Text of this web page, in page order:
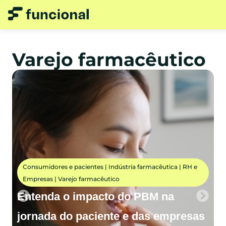
Varejo farmacêutico
Consumidores e pacientes | Indústria farmacêutica | RH e
Empresas |Varejo farmacêutico
Entenda o impacto do PBM na
jornada do paciente e das empresas